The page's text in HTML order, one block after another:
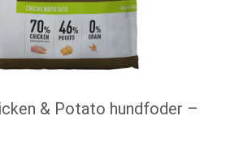
& Potato hundfoder –